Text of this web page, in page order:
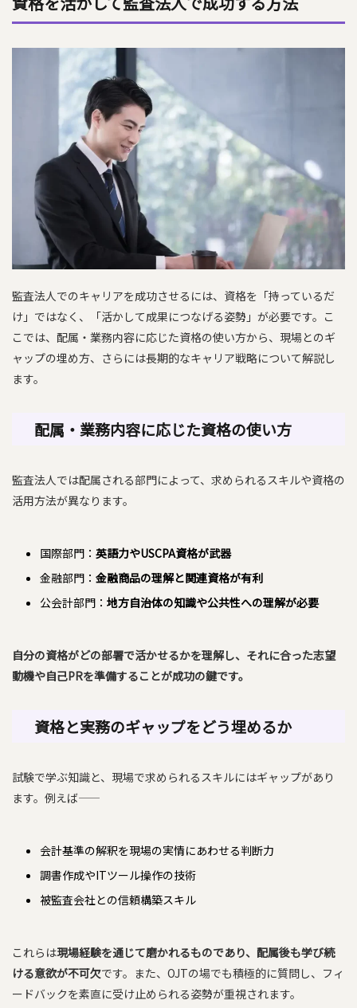
監査法人でのキャリアを成功させるには、資格を「持っているだ
け」ではなく、「活かして成果につなげる姿勢」が必要です。こ
こでは、配属・業務内容に応じた資格の使い方から、現場とのギ
ャップの埋め方、さらには長期的なキャリア戦略について解説し
ます。
配属・業務内容に応じた資格の使い方
監査法人では配属される部門によって、求められるスキルや資格の
活用方法が異なります。
国際部門： 英語力やUSCPA資格が武器
金融部門： 金融商品の理解と関連資格が有利
公会計部門： 地方自治体の知識や公共性への理解が必要
自分の資格がどの部署で活かせるかを理解し、それに合った志望
動機や自己PRを準備することが成功の鍵です。
資格と実務のギャップをどう埋めるか
試験で学ぶ知識と、現場で求められるスキルにはギャップがあり
ます。例えば――
会計基準の解釈を現場の実情にあわせる判断力
調書作成やITツール操作の技術
被監査会社との信頼構築スキル
これらは現場経験を通じて磨かれるものであり、配属後も学び続
ける意欲が不可欠です。また、OJTの場でも積極的に質問し、フィ
ードバックを素直に受け止められる姿勢が重視されます。